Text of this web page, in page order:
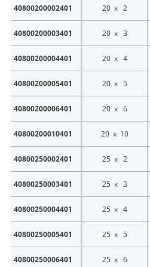
40800200002401 20 x 2
40800200003401 20 x 3
40800200004401 20 x 4
40800200005401 20 x 5
40800200006401 20 x 6
40800200010401 20 x 10
40800250002401 25 x 2
40800250003401 25 x 3
40800250004401 25 x 4
40800250005401 25 x 5
40800250006401 25 x 6